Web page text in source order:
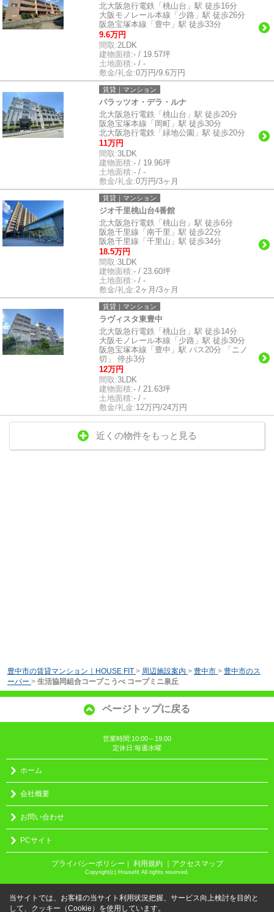
北大阪急行電鉄「桃山台」駅 徒歩16分
大阪モノレール本線「少路」駅 徒歩26分
阪急宝塚本線「豊中」駅 徒歩33分
9.6万円
間取:2LDK
建物面積:- / 19.57坪
土地面積:- / -
敷金/礼金:0万円/9.6万円
賃貸｜マンション
パラッツオ・デラ・ルナ
北大阪急行電鉄「桃山台」駅 徒歩20分
阪急宝塚本線「岡町」駅 徒歩30分
北大阪急行電鉄「緑地公園」駅 徒歩20分
11万円
間取:3LDK
建物面積:- / 19.96坪
土地面積:- / -
敷金/礼金:0万円/3ヶ月
賃貸｜マンション
ジオ千里桃山台4番館
北大阪急行電鉄「桃山台」駅 徒歩6分
阪急千里線「南千里」駅 徒歩22分
阪急千里線「千里山」駅 徒歩34分
18.5万円
間取:3LDK
建物面積:- / 23.60坪
土地面積:- / -
敷金/礼金:2ヶ月/3ヶ月
賃貸｜マンション
ラヴィスタ東豊中
北大阪急行電鉄「桃山台」駅 徒歩14分
大阪モノレール本線「少路」駅 徒歩30分
阪急宝塚本線「豊中」駅 バス20分 「ニノ
切」 停歩3分
12万円
間取:3LDK
建物面積:- / 21.63坪
土地面積:- / -
敷金/礼金:12万円/24万円
近くの物件をもっと見る
豊中市の賃貸マンション｜HOUSE FIT > 周辺施設案内 > 豊中市 > 豊中市のス
ーパー > 生活協同組合コープこうべ コープミニ泉丘
ページトップに戻る
営業時間:10:00～19:00
定休日:毎週水曜
ホーム
会社概要
お問い合わせ
PCサイト
プライバシーポリシー ｜ 利用規約 ｜アクセスマップ
Copyright(c) Housefit All rights reserved.
当サイトでは、お客様の当サイト利用状況把握、サービス向上検討を目的と
して、クッキー（Cookie）を使用しています。